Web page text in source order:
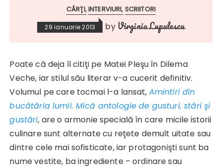
CĂRŢI INTERVIURI SCRIITORI
29 ianuarie 2013 by Virginia Lupulescu
Poate că deja îl citiţi pe Matei Pleşu în Dilema
Veche, iar stilul său literar v-a cucerit definitiv.
Volumul pe care tocmai l-a lansat, Amintiri din
bucătăria lumii. Mică antologie de gusturi, stări şi
gustări, are o armonie specială în care micile istorii
culinare sunt alternate cu reţete demult uitate sau
dintre cele mai sofisticate, iar protagonişti sunt ba
nume vestite, ba ingrediente – ordinare sau